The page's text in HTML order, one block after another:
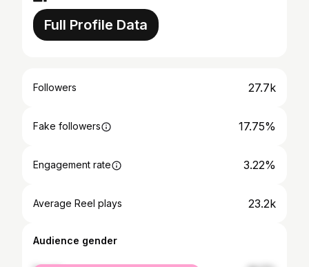
Full Profile Data
Followers 27.7k
Fake followers 17.75%
Engagement rate 3.22%
Average Reel plays 23.2k
Audience gender